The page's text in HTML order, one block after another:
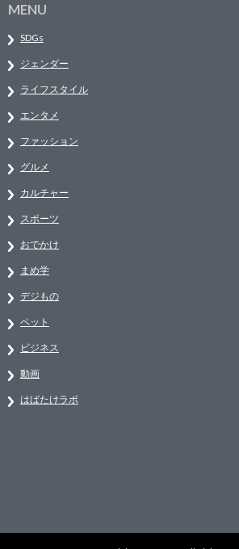
MENU
SDGs
ジェンダー
ライフスタイル
エンタメ
ファッション
グルメ
カルチャー
スポーツ
おでかけ
まめ学
デジもの
ペット
ビジネス
動画
はばたけラボ